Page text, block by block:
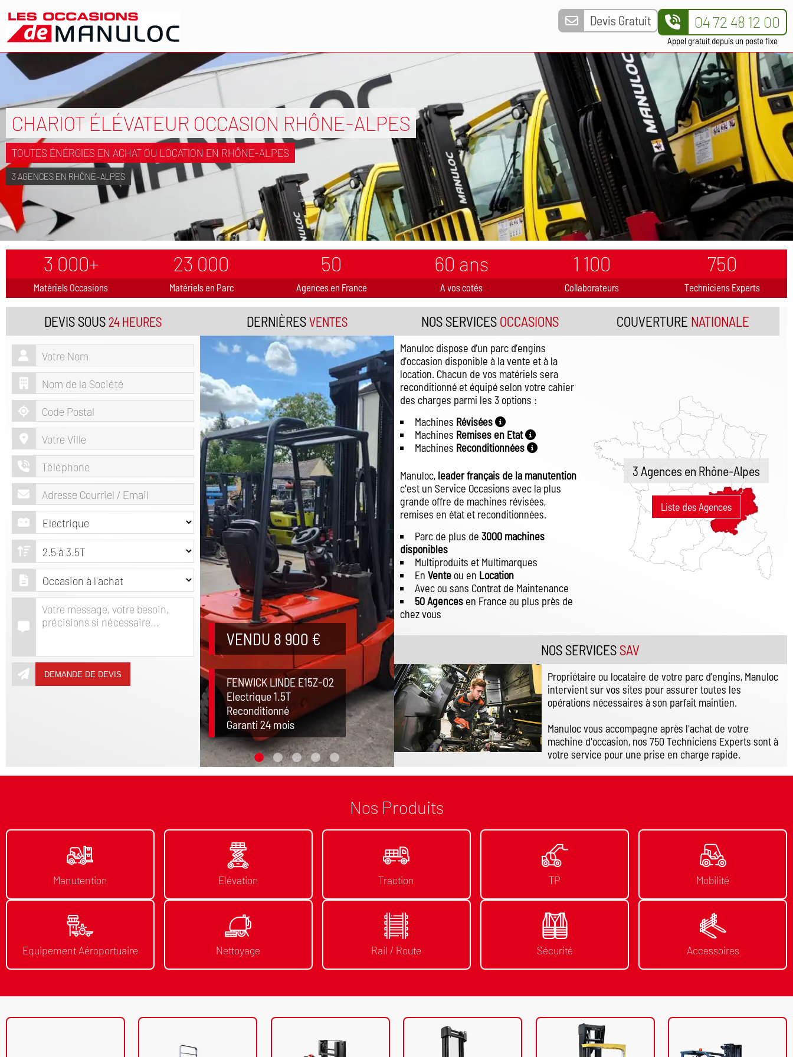
Devis Gratuit 04 72 48 12 00
Appel gratuit depuis un poste fixe
CHARIOT ÉLÉVATEUR OCCASION RHÔNE-ALPES
TOUTES ÉNÉRGIES EN ACHAT OU LOCATION EN RHÔNE-ALPES
3 AGENCES EN RHÔNE-ALPES
3 000+
Matériels Occasions
23 000
Matériels en Parc
50
Agences en France
60 ans
A vos cotés
1 100
Collaborateurs
750
Techniciens Experts
DEVIS SOUS24 HEURES
DEMANDE DE DEVIS
DERNIÈRESVENTES
VENDU 8 900 €
FENWICK LINDE E15Z-02
Electrique 1.5T
Reconditionné
Garanti 24 mois
NOS SERVICES OCCASIONS
Manuloc dispose d’un parc d’engins
d’occasion disponible à la vente et à la
location. Chacun de vos matériels sera
reconditionné et équipé selon votre cahier
des charges parmi les 3 options :
Machines Révisées
Machines Remises en Etat
Machines Reconditionnées
Manuloc, leader français de la manutention
c'est un Service Occasions avec la plus
grande offre de machines révisées,
remises en état et reconditionnées.
Parc de plus de 3000 machines
disponibles
Multiproduits et Multimarques
En Venteou en Location
Avec ou sans Contrat de Maintenance
50 Agencesen France au plus près de
chez vous
COUVERTURE NATIONALE
3 Agences en Rhône-Alpes
Liste des Agences
NOS SERVICESSAV
Propriétaire ou locataire de votre parc d’engins, Manuloc
intervient sur vos sites pour assurer toutes les
opérations nécessaires à son parfait maintien.
Manuloc vous accompagne après l'achat de votre
machine d'occasion, nos 750 Techniciens Experts sont à
votre service pour une prise en charge rapide.
Nos Produits
Manutention Elévation Traction TP Mobilité
Equipement Aéroportuaire Nettoyage Rail / Route Sécurité Accessoires